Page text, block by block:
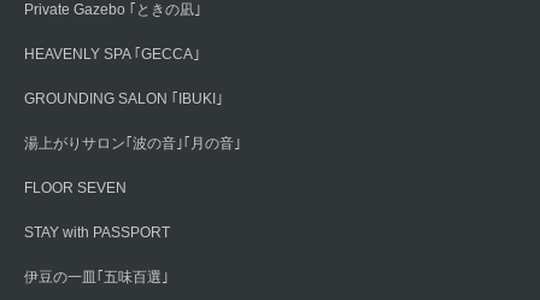
Private Gazebo ｢ときの凪｣
HEAVENLY SPA ｢GECCA｣
GROUNDING SALON ｢IBUKI｣
湯上がりサロン｢波の音｣｢月の音｣
FLOOR SEVEN
STAY with PASSPORT
伊豆の一皿｢五味百選｣